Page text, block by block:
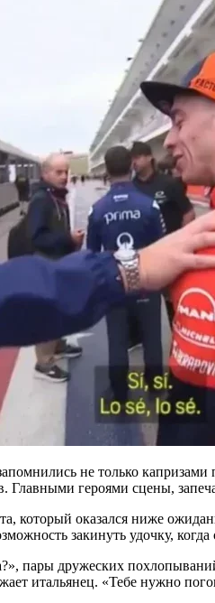
не только
Главными героями сцены,
который оказался ниже
закинуть удочку,
пары дружеских
итальянец. «Тебе нужно